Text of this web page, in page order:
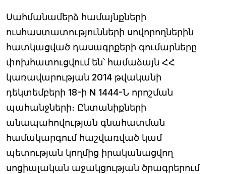
Սահմանամերձ համայնքների
ուսհաստատությունների սովորողներին
հատկացված դասագրքերի գումարները
փոխհատուցվում են՝ համաձայն ՀՀ
կառավարության 2014 թվականի
դեկտեմբերի 18-ի N 1444-Ն որոշման
պահանջների։ Ընտանիքների
անապահովության գնահատման
համակարգում հաշվառված կամ
պետության կողմից իրականացվող
սոցիալական աջակցության ծրագրերում